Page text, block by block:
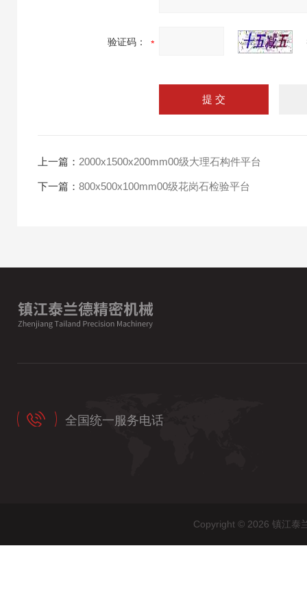
验证码：
上一篇： 2000x1500x200mm00级大理石构件平台
下一篇： 800x500x100mm00级花岗石检验平台
全国统一服务电话
Copyright © 2026 镇江